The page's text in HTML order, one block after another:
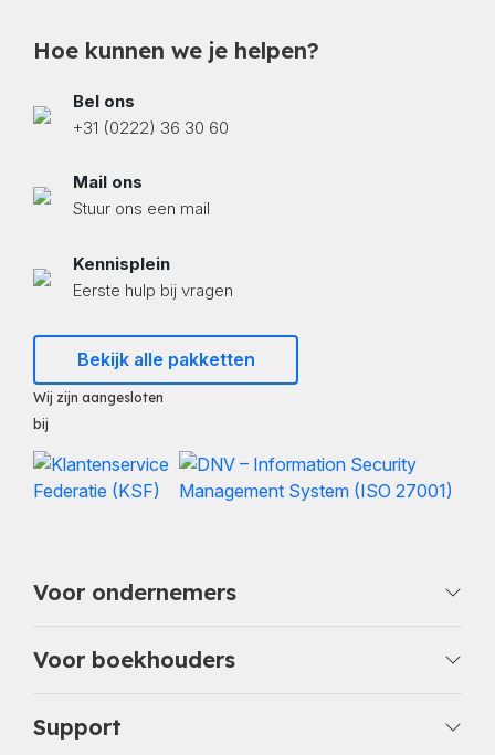
Hoe kunnen we je helpen?
Bel ons
+31 (0222) 36 30 60
Mail ons
Stuur ons een mail
Kennisplein
Eerste hulp bij vragen
Bekijk alle pakketten
Wij zijn aangesloten
bij
Voor ondernemers
Voor boekhouders
Support